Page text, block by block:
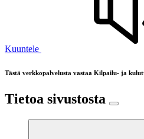
Kuuntele
Tästä verkkopalvelusta vastaa Kilpailu- ja
Tietoa sivustosta